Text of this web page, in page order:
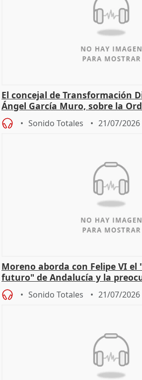
El concejal de Transformación
Ángel García Muro, sobre la
Sonido Totales 21/07/2026
Moreno aborda con Felipe VI el
futuro" de Andalucía y la
incendios
Sonido Totales 21/07/2026